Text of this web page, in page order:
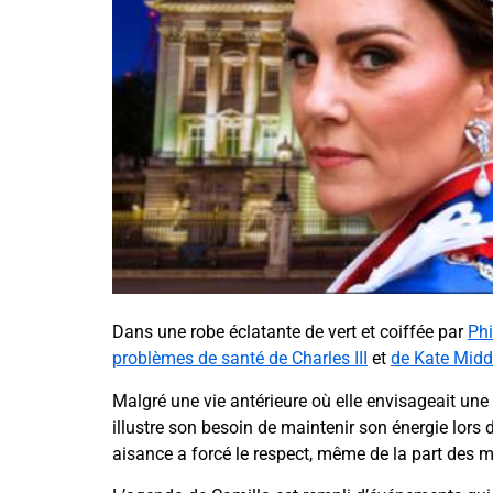
Dans une robe éclatante de vert et coiffée par
problèmes de santé de Charles III
et de Kate
Malgré une vie antérieure où elle envisageait
illustre son besoin de maintenir son énergie lors
aisance a forcé le respect, même de la part des